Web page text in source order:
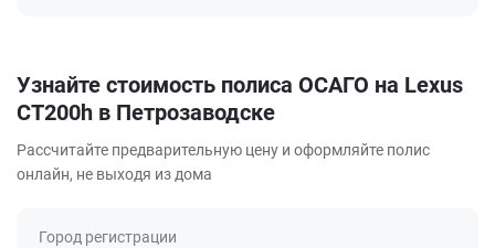
Узнайте стоимость полиса ОСАГО на Lexus
CT200h в Петрозаводске
Рассчитайте предварительную цену и оформляйте полис
онлайн, не выходя из дома
Город регистрации